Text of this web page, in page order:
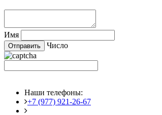
Имя
Число
Наши телефоны:
+7 (977) 921-26-67